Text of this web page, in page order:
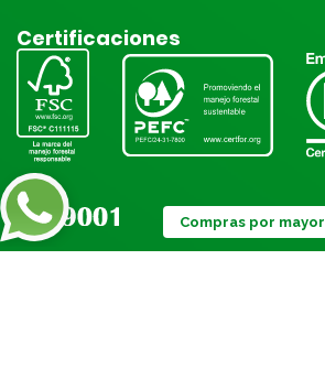
Certificaciones
Compras por mayor